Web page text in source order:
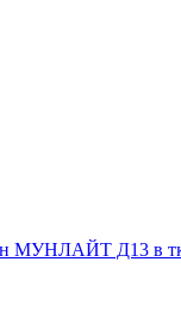
МУНЛАЙТ Д13 в